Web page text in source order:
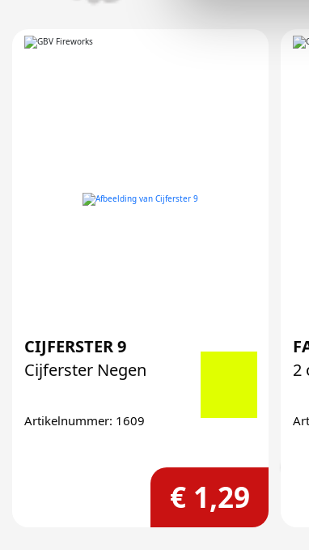
CIJFERSTER 9
Cijferster Negen
Artikelnummer: 1609
€ 1,29
2